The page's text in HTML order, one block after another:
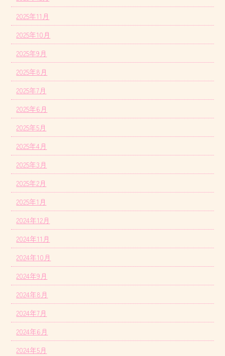
2025年11月
2025年10月
2025年9月
2025年8月
2025年7月
2025年6月
2025年5月
2025年4月
2025年3月
2025年2月
2025年1月
2024年12月
2024年11月
2024年10月
2024年9月
2024年8月
2024年7月
2024年6月
2024年5月